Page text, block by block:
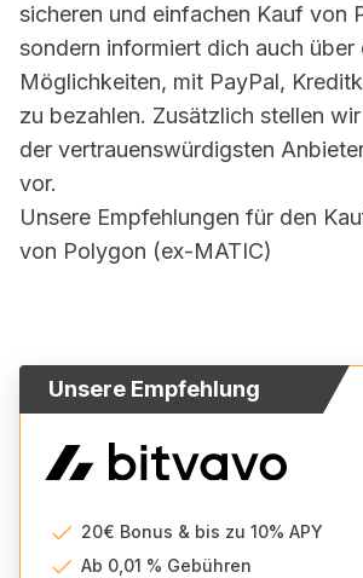
sicheren und einfachen Kauf von
sondern informiert dich auch über
Möglichkeiten, mit PayPal,
zu bezahlen. Zusätzlich stellen
der vertrauenswürdigsten
vor.
Unsere Empfehlungen für den
von Polygon (ex-MATIC)
Unsere Empfehlung
20€ Bonus & bis zu 10% APY
Ab 0,01 % Gebühren